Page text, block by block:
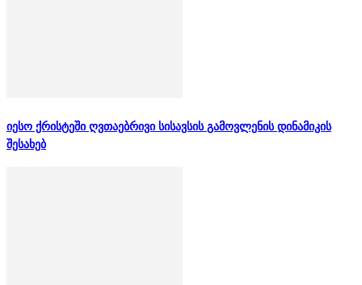
იესო ქრისტეში ღვთაებრივი სისავსის გამოვლენის დინამიკის
შესახებ